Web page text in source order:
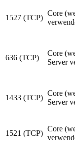
1527 (TCP)
Core
636 (TCP)
Core
Server
1433 (TCP)
Core
Server
1521 (TCP)
Core